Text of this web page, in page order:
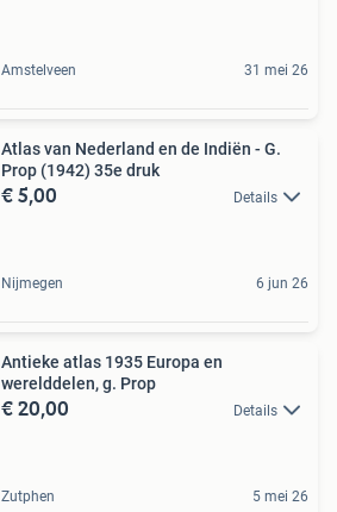
Amstelveen 31 mei 26
Atlas van Nederland en de Indiën - G.
Prop (1942) 35e druk
€ 5,00 Details
Nijmegen 6 jun 26
Antieke atlas 1935 Europa en
werelddelen, g. Prop
€ 20,00 Details
Zutphen 5 mei 26